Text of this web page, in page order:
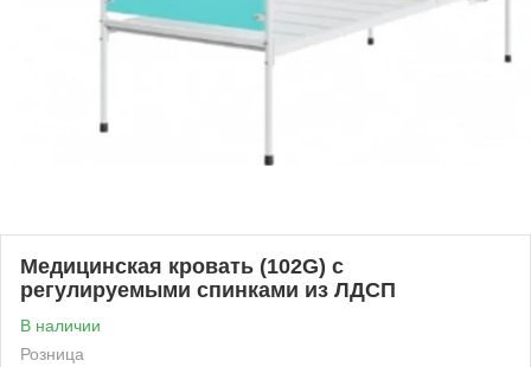
Медицинская кровать (102G) с
регулируемыми спинками из ЛДСП
В наличии
Розница